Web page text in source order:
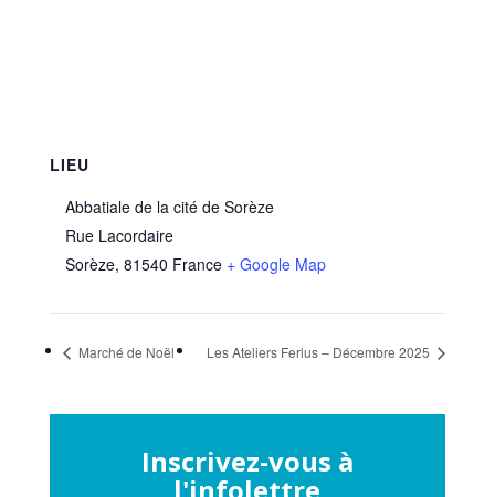
LIEU
Abbatiale de la cité de Sorèze
Rue Lacordaire
Sorèze, 81540 France + Google Map
Marché de Noël Les Ateliers Ferlus – Décembre 2025
Inscrivez-vous à